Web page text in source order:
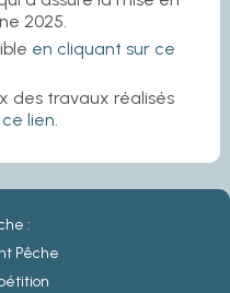
2025.
en cliquant sur ce
des travaux réalisés
lien.
:
Pêche